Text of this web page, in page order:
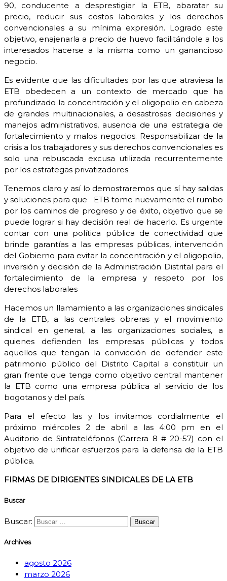
90, conducente a desprestigiar la ETB, abaratar su
precio, reducir sus costos laborales y los derechos
convencionales a su mínima expresión. Logrado este
objetivo, enajenarla a precio de huevo facilitándole a los
interesados hacerse a la misma como un ganancioso
negocio.
Es evidente que las dificultades por las que atraviesa la
ETB obedecen a un contexto de mercado que ha
profundizado la concentración y el oligopolio en cabeza
de grandes multinacionales, a desastrosas decisiones y
manejos administrativos, ausencia de una estrategia de
fortalecimiento y malos negocios. Responsabilizar de la
crisis a los trabajadores y sus derechos convencionales es
solo una rebuscada excusa utilizada recurrentemente
por los estrategas privatizadores.
Tenemos claro y así lo demostraremos que sí hay salidas
y soluciones para que ETB tome nuevamente el rumbo
por los caminos de progreso y de éxito, objetivo que se
puede lograr si hay decisión real de hacerlo. Es urgente
contar con una política pública de conectividad que
brinde garantías a las empresas públicas, intervención
del Gobierno para evitar la concentración y el oligopolio,
inversión y decisión de la Administración Distrital para el
fortalecimiento de la empresa y respeto por los
derechos laborales
Hacemos un llamamiento a las organizaciones sindicales
de la ETB, a las centrales obreras y el movimiento
sindical en general, a las organizaciones sociales, a
quienes defienden las empresas públicas y todos
aquellos que tengan la convicción de defender este
patrimonio público del Distrito Capital a constituir un
gran frente que tenga como objetivo central mantener
la ETB como una empresa pública al servicio de los
bogotanos y del país.
Para el efecto las y los invitamos cordialmente el
próximo miércoles 2 de abril a las 4:00 pm en el
Auditorio de Sintrateléfonos (Carrera 8 # 20-57) con el
objetivo de unificar esfuerzos para la defensa de la ETB
pública.
FIRMAS DE DIRIGENTES SINDICALES DE LA ETB
Buscar
Buscar:
Archives
agosto 2026
marzo 2026